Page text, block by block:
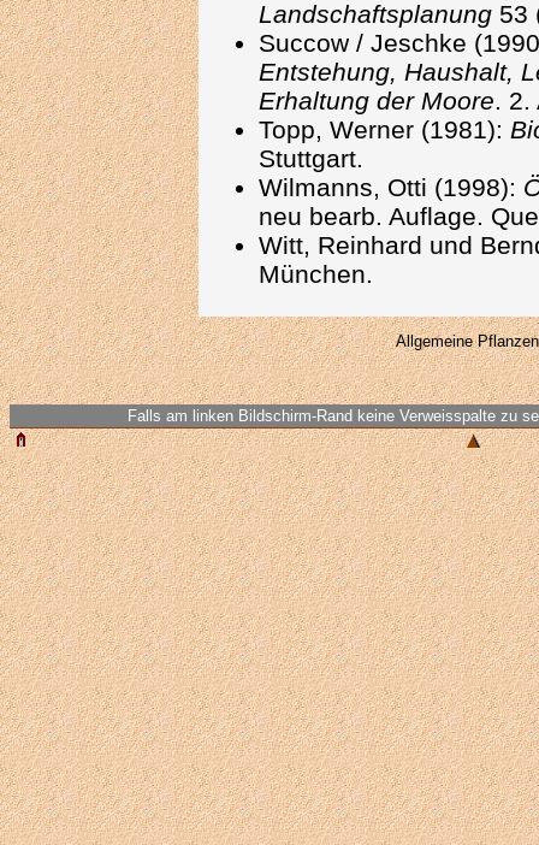
Landschaftsplanung 53
Succow / Jeschke
Entstehung, Haushalt,
Erhaltung der Moore. 2.
Topp, Werner (1981):
Stuttgart.
Wilmanns, Otti (1998):
neu bearb. Auflage.
Witt, Reinhard und
München.
Allgemeine
Falls am linken Bildschirm-Rand keine Verweisspalte zu